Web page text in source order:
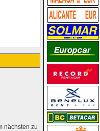
nächsten zu